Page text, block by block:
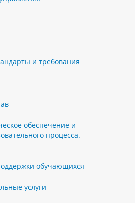
и требования
обеспечение и
процесса.
обучающихся
услуги